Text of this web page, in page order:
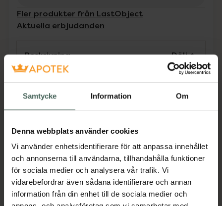
Samtycke Information Om
Denna webbplats använder cookies
Vi använder enhetsidentifierare för att anpassa innehållet
och annonserna till användarna, tillhandahålla funktioner
för sociala medier och analysera vår trafik. Vi
vidarebefordrar även sådana identifierare och annan
information från din enhet till de sociala medier och
Fler produkter från LastObject
Aktuella erbjudanden
Beskrivning Dölj
LastTissue - Använd, förvara, tvätta och
upprepa. LastTissue är en innovativ,
återanvändbar och tvättbar näsduk som är
packade i ett behändigt fodral, vilket
underlättar att hålla rena och smutsiga
näsdukar åtskilda från varandra. Näsdukarna
är tillverkade av mjuk, GOTS-certifierad 100 %
ekologisk bomull. Fodralet är tillverkad av
högkvalitativ och hållbar silikon. Ett paket
innehåller 6 näsdukar.